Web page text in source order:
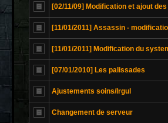
[02/11/09] Modification et ajout
[11/01/2011] Assassin -
[11/01/2011] Modification du
[07/01/2010] Les palissades
Ajustements soins/Irgul
Changement de serveur